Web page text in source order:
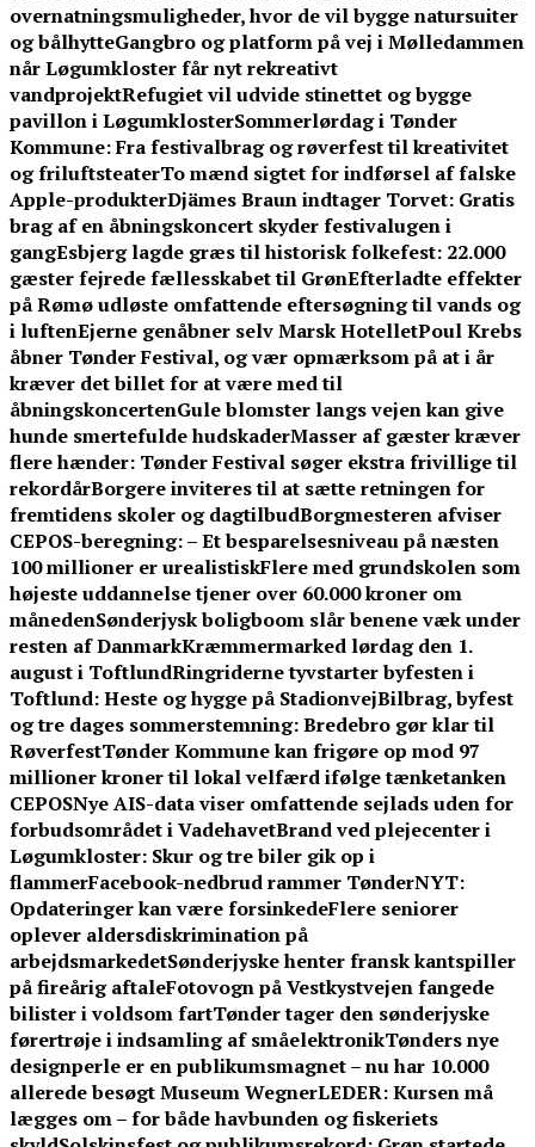
overnatningsmuligheder, hvor de vil bygge natursuiter
og bålhytteGangbro og platform på vej i Mølledammen
når Løgumkloster får nyt rekreativt
vandprojektRefugiet vil udvide stinettet og bygge
pavillon i LøgumklosterSommerlørdag i Tønder
Kommune: Fra festivalbrag og røverfest til kreativitet
og friluftsteaterTo mænd sigtet for indførsel af falske
Apple-produkterDjämes Braun indtager Torvet: Gratis
brag af en åbningskoncert skyder festivalugen i
gangEsbjerg lagde græs til historisk folkefest: 22.000
gæster fejrede fællesskabet til GrønEfterladte effekter
på Rømø udløste omfattende eftersøgning til vands og
i luftenEjerne genåbner selv Marsk HotelletPoul Krebs
åbner Tønder Festival, og vær opmærksom på at i år
kræver det billet for at være med til
åbningskoncertenGule blomster langs vejen kan give
hunde smertefulde hudskaderMasser af gæster kræver
flere hænder: Tønder Festival søger ekstra frivillige til
rekordårBorgere inviteres til at sætte retningen for
fremtidens skoler og dagtilbudBorgmesteren afviser
CEPOS-beregning: – Et besparelsesniveau på næsten
100 millioner er urealistiskFlere med grundskolen som
højeste uddannelse tjener over 60.000 kroner om
månedenSønderjysk boligboom slår benene væk under
resten af DanmarkKræmmermarked lørdag den 1.
august i ToftlundRingriderne tyvstarter byfesten i
Toftlund: Heste og hygge på StadionvejBilbrag, byfest
og tre dages sommerstemning: Bredebro gør klar til
RøverfestTønder Kommune kan frigøre op mod 97
millioner kroner til lokal velfærd ifølge tænketanken
CEPOSNye AIS-data viser omfattende sejlads uden for
forbudsområdet i VadehavetBrand ved plejecenter i
Løgumkloster: Skur og tre biler gik op i
flammerFacebook-nedbrud rammer TønderNYT:
Opdateringer kan være forsinkedeFlere seniorer
oplever aldersdiskrimination på
arbejdsmarkedetSønderjyske henter fransk kantspiller
på fireårig aftaleFotovogn på Vestkystvejen fangede
bilister i voldsom fartTønder tager den sønderjyske
førertrøje i indsamling af småelektronikTønders nye
designperle er en publikumsmagnet – nu har 10.000
allerede besøgt Museum WegnerLEDER: Kursen må
lægges om – for både havbunden og fiskeriets